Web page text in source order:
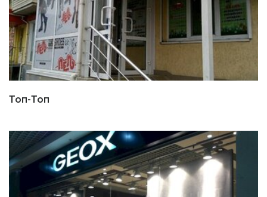
Топ-Топ